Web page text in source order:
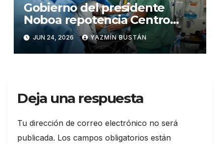
Gobierno del presidente
Noboa repotencia Centro
Obstétrico del Hospital
General San Francisco y
alcanza el 100% de su
JUN 24, 2026 YAZMÍN BUSTÁN
Deja una respuesta
Tu dirección de correo electrónico no será
publicada. Los campos obligatorios están